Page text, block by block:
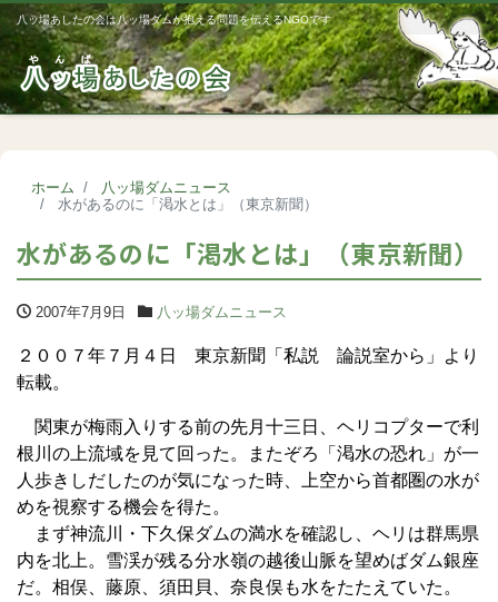
八ッ場あしたの会は八ッ場ダムが抱える問題を伝えるNGOです
ホーム
八ッ場ダムニュース
水があるのに「渇水とは」（東京新聞）
水があるのに「渇水とは」（東京新聞）
2007年7月9日 八ッ場ダムニュース
２００７年７月４日 東京新聞「私説 論説室から」より
転載。
関東が梅雨入りする前の先月十三日、ヘリコプターで利
根川の上流域を見て回った。またぞろ「渇水の恐れ」が一
人歩きしだしたのが気になった時、上空から首都圏の水が
めを視察する機会を得た。
まず神流川・下久保ダムの満水を確認し、ヘリは群馬県
内を北上。雪渓が残る分水嶺の越後山脈を望めばダム銀座
だ。相俣、藤原、須田貝、奈良俣も水をたたえていた。